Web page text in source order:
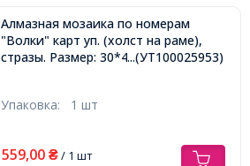
Алмазная мозаика по номерам
"Волки" карт уп. (холст на раме),
стразы. Размер: 30*40 см...(УТ100025953)
Упаковка: 1 шт
559,00 ₴/ 1 шт